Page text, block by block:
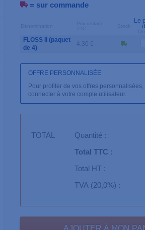
= sur commande
Le
FLOSS II (paquet
de 4)
4.30 €
OFFRE PERSONNALISÉE
Pour profiter de vos offres
connecter à votre compte utilisateur.
TOTAL Quantité :
Total TTC :
Total HT :
TVA (20,0%) :